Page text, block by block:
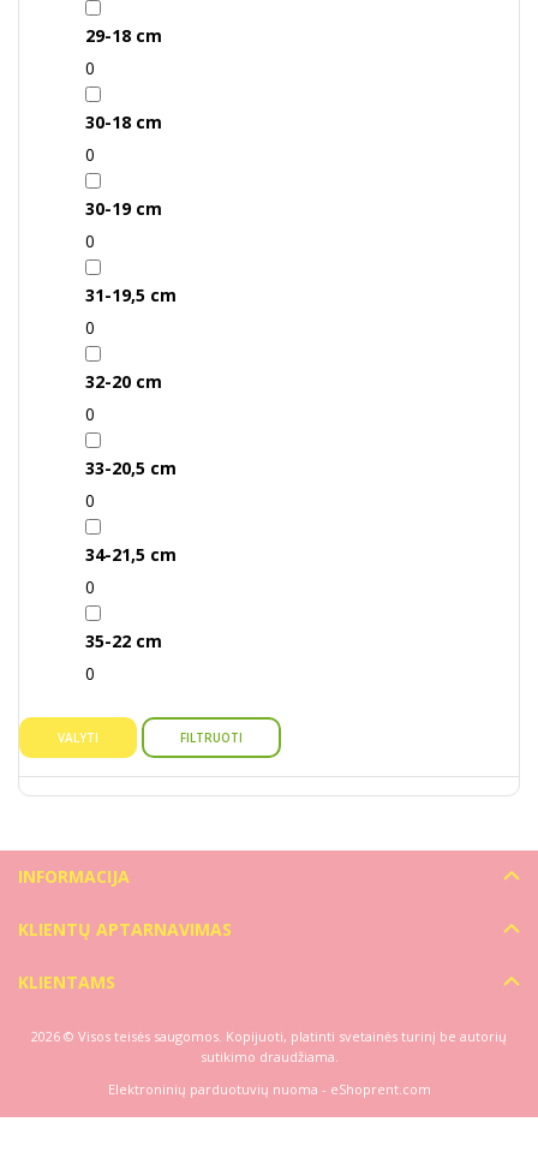
29-18 cm
0
30-18 cm
0
30-19 cm
0
31-19,5 cm
0
32-20 cm
0
33-20,5 cm
0
34-21,5 cm
0
35-22 cm
0
VALYTI FILTRUOTI
INFORMACIJA
KLIENTŲ APTARNAVIMAS
KLIENTAMS
2026 © Visos teisės saugomos. Kopijuoti, platinti svetainės turinį be autorių
sutikimo draudžiama.
Elektroninių parduotuvių nuoma - eShoprent.com